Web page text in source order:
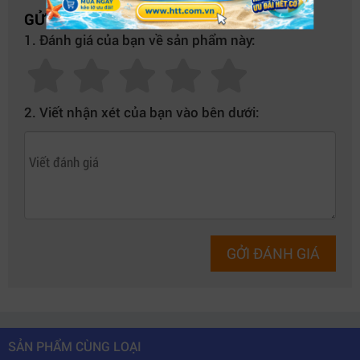
2. Bộ nhớ và lưu trữ tối ưu cho công
mà không bị giật lag.
GỬI NHẬN XÉT CỦA BẠN
1. Đánh giá của bạn về sản phẩm này:
2. Viết nhận xét của bạn vào bên dưới:
GỞI ĐÁNH GIÁ
SẢN PHẨM CÙNG LOẠI